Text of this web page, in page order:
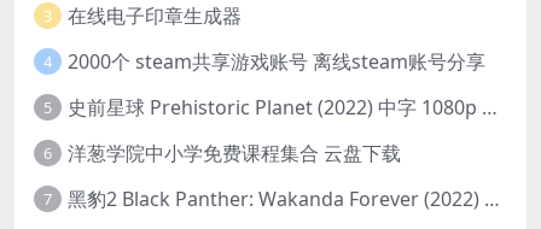
3 在线电子印章生成器
4 2000个 steam共享游戏账号 离线steam账号分享
5 史前星球 Prehistoric Planet (2022) 中字 1080p 高清 阿里云盘 2022.5.27已更新全集
6 洋葱学院中小学免费课程集合 云盘下载
7 黑豹2 Black Panther: Wakanda Forever (2022) 高清版